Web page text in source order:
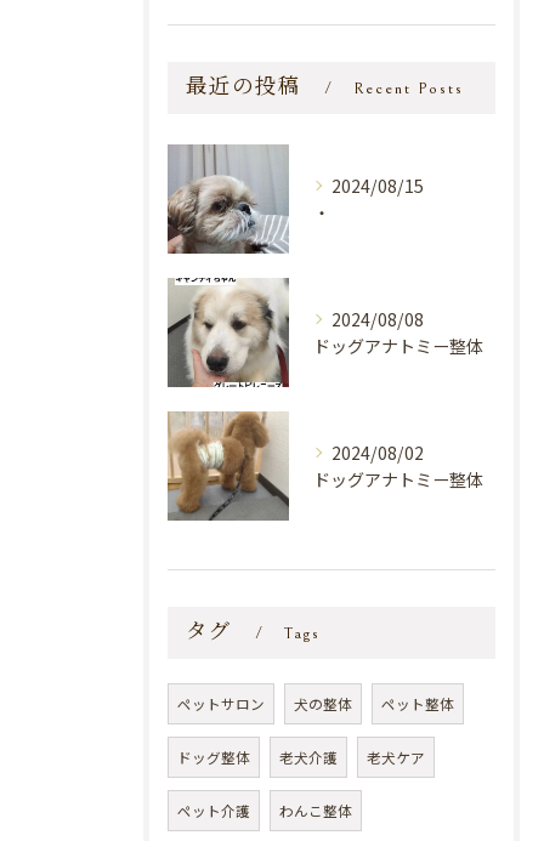
最近の投稿 Recent Posts
2024/08/15
・
2024/08/08
ドッグアナトミー整体
2024/08/02
ドッグアナトミー整体
タグ Tags
ペットサロン 犬の整体 ペット整体
ドッグ整体 老犬介護 老犬ケア
ペット介護 わんこ整体